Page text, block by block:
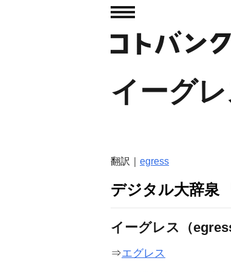
イーグ
翻訳｜ egress
デジタル大辞泉
イーグレス（
⇒エグレス